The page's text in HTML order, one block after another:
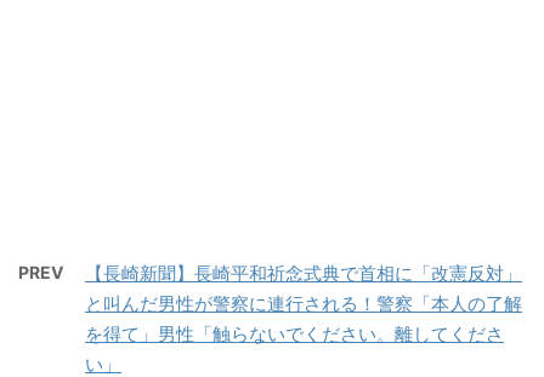
PREV
【長崎新聞】長崎平和祈念式典で首相に「改憲反対」
と叫んだ男性が警察に連行される！警察「本人の了解
を得て」男性「触らないでください。離してくださ
い」